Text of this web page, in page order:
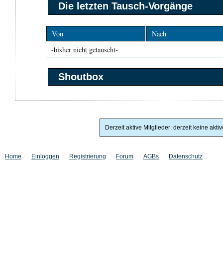
Die letzten Tausch-Vorgänge
Von
Nach
-bisher nicht getauscht-
Shoutbox
Derzeit aktive Mitglieder: derzeit keine
Home Einloggen Registrierung Forum AGBs Datenschutz